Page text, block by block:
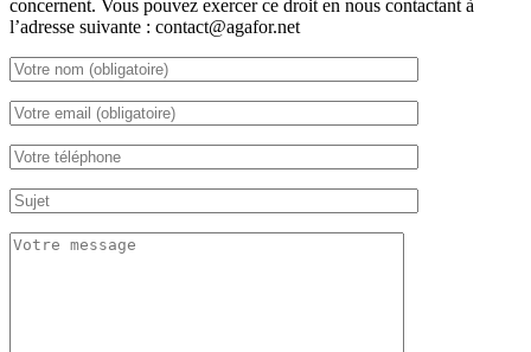
concernent. Vous pouvez exercer ce droit en nous contactant à
l’adresse suivante : contact@agafor.net